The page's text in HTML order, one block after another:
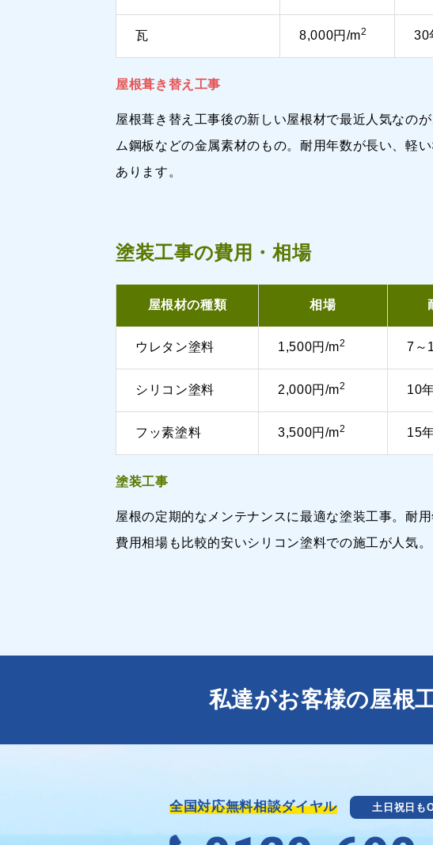
瓦 8,000円/m2 30
屋根葺き替え工事
屋根葺き替え工事後の新しい屋根材で最近人気なの
ム鋼板などの金属素材のもの。耐用年数が長い、軽
あります。
塗装工事の費用・相場
屋根材の種類 相場
ウレタン塗料 1,500円/m2 7～
シリコン塗料 2,000円/m2 10
フッ素塗料 3,500円/m2 15
塗装工事
屋根の定期的なメンテナンスに最適な塗装工事。耐用
費用相場も比較的安いシリコン塗料での施工が人気。
私達がお客様の屋根
全国対応無料相談ダイヤル 土日祝日も